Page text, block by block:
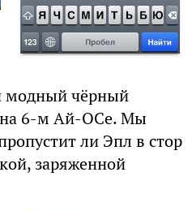
модный чёрный
на 6-м Ай-ОСе. Мы
ли Эпл в стор
заряженной